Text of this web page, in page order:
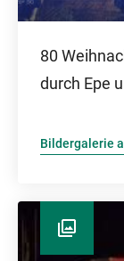
80
durch Epe
Bildergalerie